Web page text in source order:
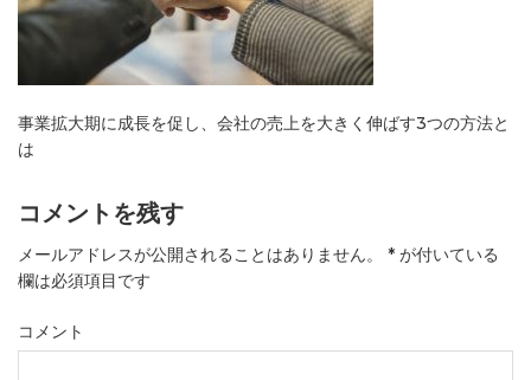
事業拡大期に成長を促し、会社の売上を大きく伸ばす3つの方法と
は
コメントを残す
メールアドレスが公開されることはありません。 * が付いている
欄は必須項目です
コメント